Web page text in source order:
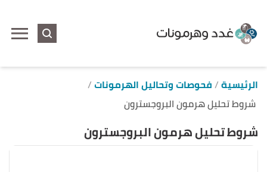
الرئيسية فحوصات وتحاليل الهرمونات
شروط تحليل هرمون البروجسترون
شروط تحليل هرمون البروجسترون